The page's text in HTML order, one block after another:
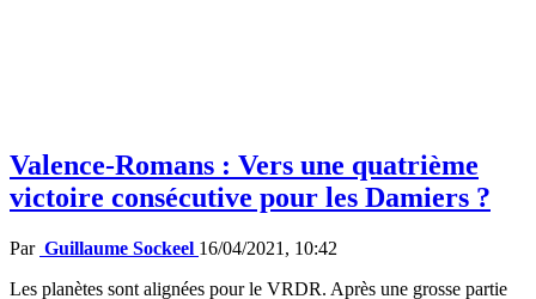
Valence-Romans : Vers une quatrième
victoire consécutive pour les Damiers ?
Par Guillaume Sockeel 16/04/2021, 10:42
Les planètes sont alignées pour le VRDR. Après une grosse partie